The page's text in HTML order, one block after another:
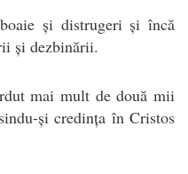
și distrugeri și încă
și dezbinării.
mai mult de două mii
și credința în Cristos